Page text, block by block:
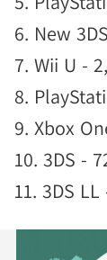
6. New
7. Wii U -
8.
9. Xbox
10. 3DS -
11. 3DS LL